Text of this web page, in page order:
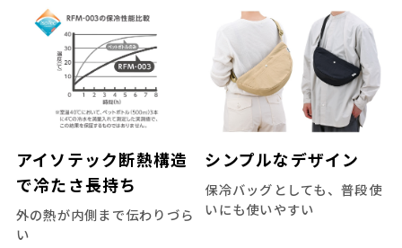
アイソテック断熱構造
で冷たさ長持ち
外の熱が内側まで伝わりづら
い
シンプルなデザイン
保冷バッグとしても、普段使
いにも使いやすい